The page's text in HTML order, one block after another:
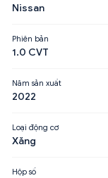
Nissan
Phiên bản
1.0 CVT
Năm sản xuất
2022
Loại động cơ
Xăng
Hộp số